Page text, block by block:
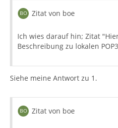
Zitat von boe
Ich wies darauf hin; Zitat
Beschreibung zu lokalen
Siehe meine Antwort zu 1.
Zitat von boe